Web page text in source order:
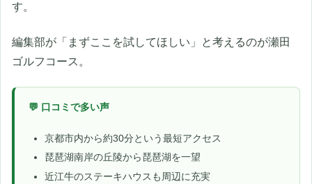
す。
編集部が「まずここを試してほしい」と考えるのが瀬田
ゴルフコース。
💬 口コミで多い声
京都市内から約30分という最短アクセス
琵琶湖南岸の丘陵から琵琶湖を一望
近江牛のステーキハウスも周辺に充実